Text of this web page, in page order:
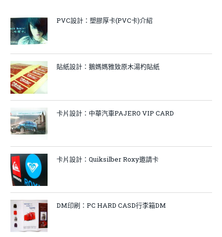
PVC設計：塑膠厚卡(PVC卡)介紹
貼紙設計：鵝媽媽雅致原木湯杓貼紙
卡片設計：中華汽車PAJERO VIP CARD
卡片設計：Quiksilber Roxy邀請卡
DM印刷：PC HARD CASD行李箱DM